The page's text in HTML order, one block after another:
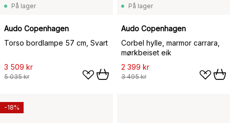
På lager
Audo Copenhagen
Torso bordlampe 57 cm, Svart
3 509 kr
5 035 kr
På lager
Audo Copenhagen
Corbel hylle, marmor carrara,
mørkbeiset eik
2 399 kr
3 495 kr
-18%